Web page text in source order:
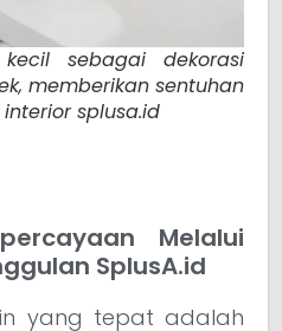
sebagai dekorasi
memberikan sentuhan
splusa.id
Melalui
SplusA.id
yang tepat adalah